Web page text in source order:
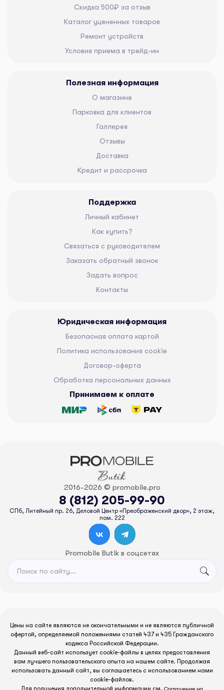
Скидка 500₽ за отзыв
Каталог уцененных товаров
Ремонт устройств
Условия приема в трейд-ин
Полезная информация
О магазине
Парковка для клиентов
Галлерея
Отзывы
Доставка
Кредит и рассрочка
Поддержка
Личный кабинет
Как купить?
Связаться с руководителем
Заказать обратный звонок
Задать вопрос
Контакты
Юридическая информация
Безопасная оплата картой
Политика использования cookie
Договор-оферта
Обработка персональных данных
Принимаем к оплате
2016-2026 © promobile.pro
8 (812) 205-99-90
СПб, Литейный пр. 26, Деловой Центр «Преображенский двор», 2 этаж,
пом. 222
Promobile Butik в соцсетях
Цены на сайте являются не окончательными и не являются публичной
офертой, определяемой положениями статей 437 и 435 Гражданского
кодекса Российской Федерации.
Данный веб-сайт использует cookie-файлы в целях предоставления
вам лучшего пользовательского опыта на нашем сайте. Продолжая
использовать данный сайт, вы соглашаетесь с использованием нами
cookie-файлов.
Для получения дополнительной информации см.